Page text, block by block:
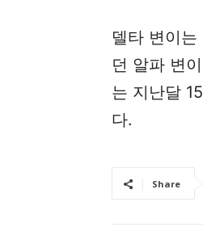
델타 변이
던 알파 변
는 지난달
다.
Share